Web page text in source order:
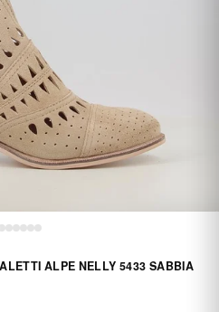
ALPE NELLY 5433 SABBIA